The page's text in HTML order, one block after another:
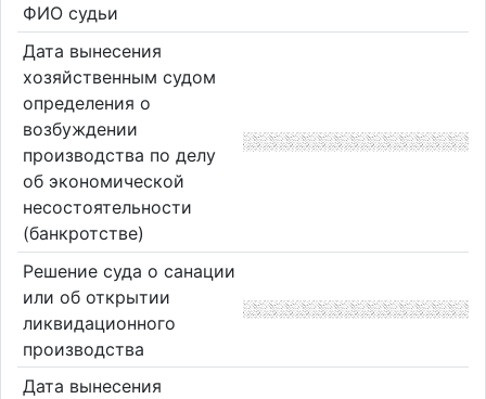
ФИО судьи
Дата вынесения
хозяйственным судом
определения о
возбуждении
производства по делу
об экономической
несостоятельности
(банкротстве)
Решение суда о санации
или об открытии
ликвидационного
производства
Дата вынесения